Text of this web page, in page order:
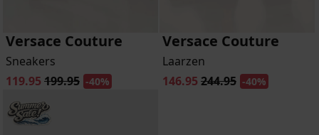
Versace Couture
Sneakers
119.95 199.95 -40%
Versace Couture
Laarzen
146.95 244.95 -40%